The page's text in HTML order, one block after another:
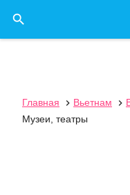

Главная  Вьетнам 
Музеи, театры